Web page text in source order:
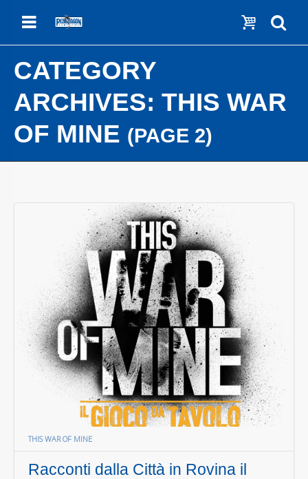
Show
Menu
CATEGORY
ARCHIVES: THIS WAR
OF MINE (PAGE 2)
THIS WAR OF MINE
Racconti dalla Città in Rovina il